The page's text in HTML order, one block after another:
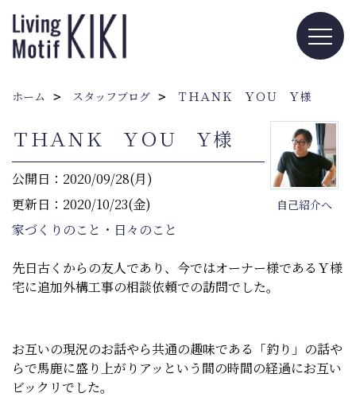
ホーム スタッフブログ ＴＨＡＮＫ ＹＯＵ Ｙ様
自己紹介へ
ＴＨＡＮＫ ＹＯＵ Ｙ様
公開日：2020/09/28(月)
更新日：2020/10/23(金)
家づくりのこと・日々のこと
先日古くからの友人であり、今ではオーナー様であるＹ様
宅に追加外構工事の相談依頼での訪問でした。
お互いの現況のお話やら共通の趣味である「釣り」の話や
らで馬鹿に盛り上がりアッという間の時間の経過にお互い
ビックリでした。